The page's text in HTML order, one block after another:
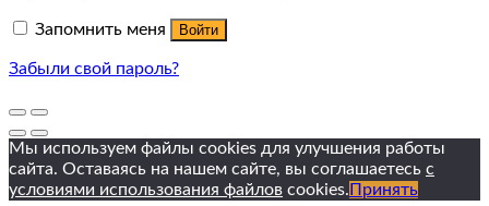
Запомнить меня Войти
Забыли свой пароль?
Мы используем файлы cookies для улучшения работы
сайта. Оставаясь на нашем сайте, вы соглашаетесь с
условиями использования файлов cookies. Принять